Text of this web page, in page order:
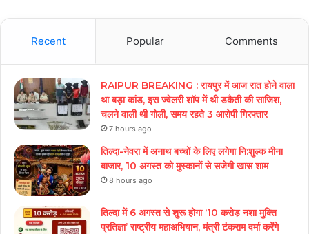
Recent Popular Comments
RAIPUR BREAKING : रायपुर में आज रात होने वाला
था बड़ा कांड, इस ज्वेलरी शॉप में थी डकैती की साजिश,
चलने वाली थी गोली, समय रहते 3 आरोपी गिरफ्तार
7 hours ago
तिल्दा-नेवरा में अनाथ बच्चों के लिए लगेगा नि:शुल्क मीना
बाजार, 10 अगस्त को मुस्कानों से सजेगी खास शाम
8 hours ago
तिल्दा में 6 अगस्त से शुरू होगा ‘10 करोड़ नशा मुक्ति
प्रतिज्ञा’ राष्ट्रीय महाअभियान, मंत्री टंकराम वर्मा करेंगे